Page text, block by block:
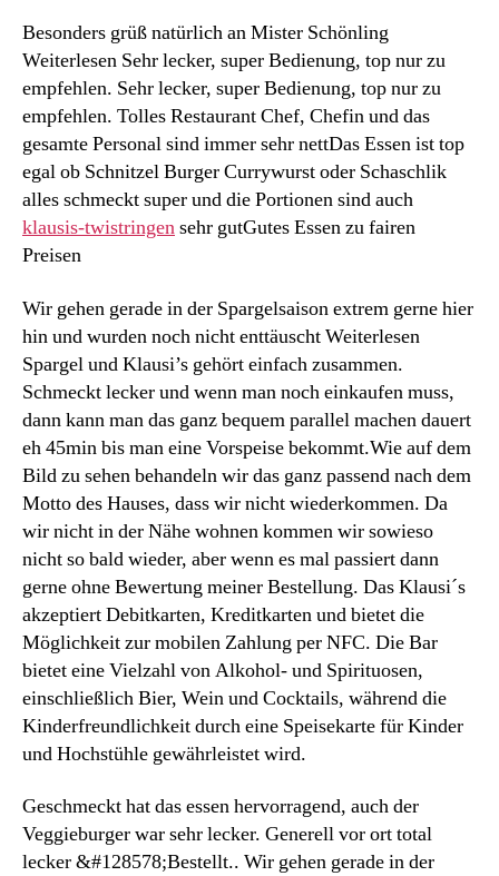
Besonders grüß natürlich an Mister Schönling
Weiterlesen Sehr lecker, super Bedienung, top nur zu
empfehlen. Sehr lecker, super Bedienung, top nur zu
empfehlen. Tolles Restaurant Chef, Chefin und das
gesamte Personal sind immer sehr nettDas Essen ist top
egal ob Schnitzel Burger Currywurst oder Schaschlik
alles schmeckt super und die Portionen sind auch
klausis-twistringensehr gutGutes Essen zu fairen
Preisen
Wir gehen gerade in der Spargelsaison extrem gerne hier
hin und wurden noch nicht enttäuscht Weiterlesen
Spargel und Klausi’s gehört einfach zusammen.
Schmeckt lecker und wenn man noch einkaufen muss,
dann kann man das ganz bequem parallel machen dauert
eh 45min bis man eine Vorspeise bekommt.Wie auf dem
Bild zu sehen behandeln wir das ganz passend nach dem
Motto des Hauses, dass wir nicht wiederkommen. Da
wir nicht in der Nähe wohnen kommen wir sowieso
nicht so bald wieder, aber wenn es mal passiert dann
gerne ohne Bewertung meiner Bestellung. Das Klausi´s
akzeptiert Debitkarten, Kreditkarten und bietet die
Möglichkeit zur mobilen Zahlung per NFC. Die Bar
bietet eine Vielzahl von Alkohol- und Spirituosen,
einschließlich Bier, Wein und Cocktails, während die
Kinderfreundlichkeit durch eine Speisekarte für Kinder
und Hochstühle gewährleistet wird.
Geschmeckt hat das essen hervorragend, auch der
Veggieburger war sehr lecker. Generell vor ort total
lecker &#128578;Bestellt.. Wir gehen gerade in der